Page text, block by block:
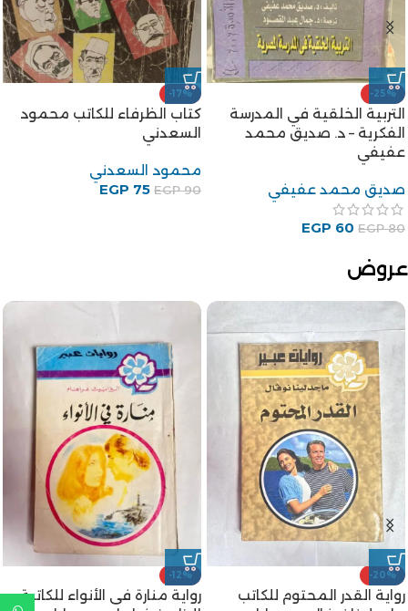
-29%
رواية أم العروسة للكاتب
عبدالحميد جودة السحار
عبدالحميد جودة السحار
EGP85
EGP60
-20%
الخروج من الجنة للكاتب توفيق
الحكيم
توفيق الحكيم
EGP100
EGP80
عروض
-22%
رواية متى يذوب الجليد من
-17%